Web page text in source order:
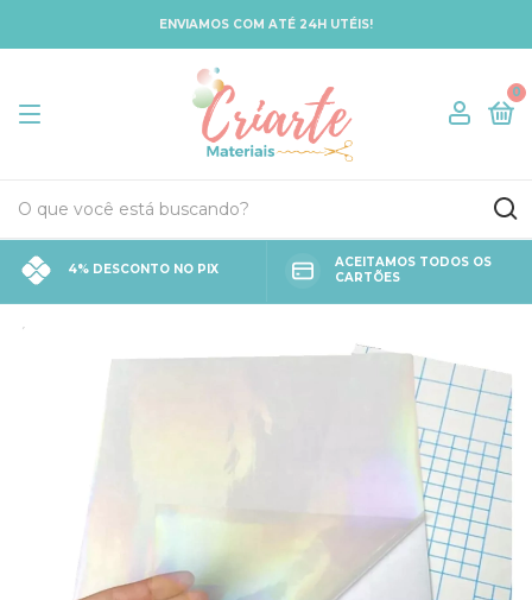
ENVIAMOS COM ATÉ 24H UTÉIS!
0
4% DESCONTO NO PIX
ACEITAMOS TODOS OS
CARTÕES